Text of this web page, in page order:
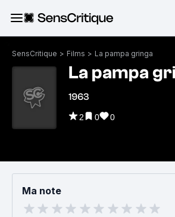
SensCritique > Films > La pampa gringa
La pampa
1963
2 0 0
Ma note